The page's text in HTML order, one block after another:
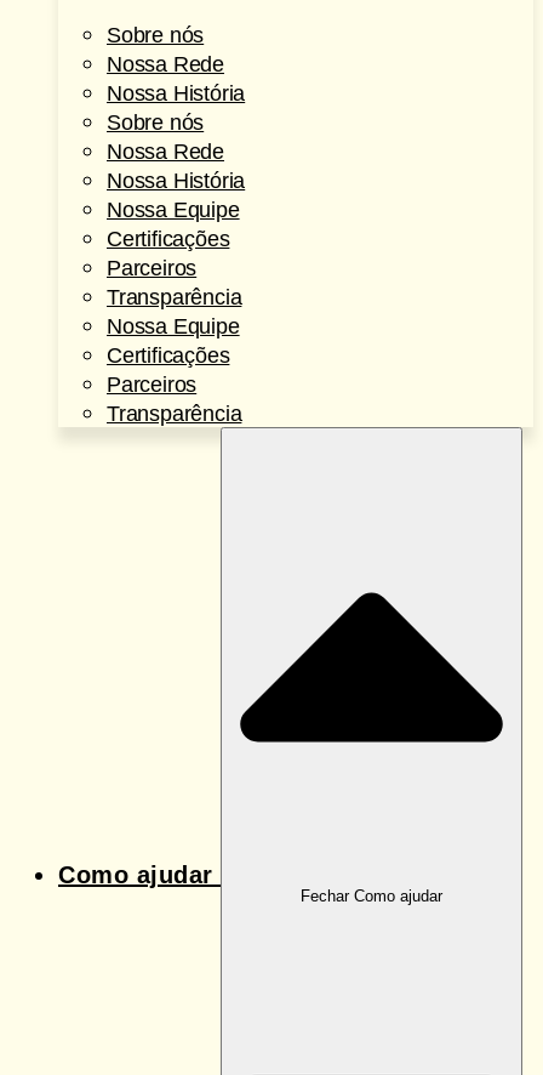
Sobre nós
Nossa Rede
Nossa História
Sobre nós
Nossa Rede
Nossa História
Nossa Equipe
Certificações
Parceiros
Transparência
Nossa Equipe
Certificações
Parceiros
Transparência
Como ajudar
Fechar Como ajudar